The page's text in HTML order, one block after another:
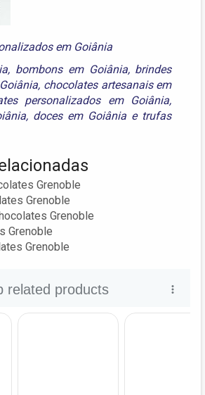
em Goiânia
, bombons em Goiânia, brindes
, chocolates artesanais em
personalizados em Goiânia,
, doces em Goiânia e trufas
Grenoble
Grenoble
Grenoble
Grenoble
Grenoble